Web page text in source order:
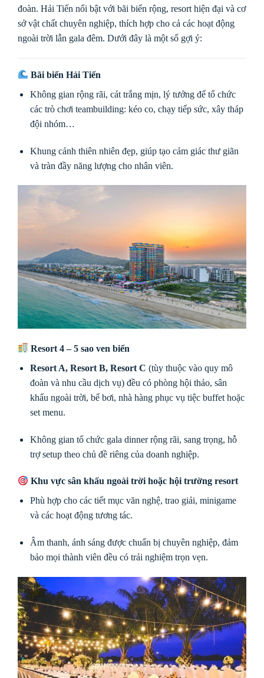
đoàn. Hải Tiến nổi bật với bãi biển rộng, resort hiện đại và cơ
sở vật chất chuyên nghiệp, thích hợp cho cả các hoạt động
ngoài trời lẫn gala đêm. Dưới đây là một số gợi ý:
Bãi biển Hải Tiến
Không gian rộng rãi, cát trắng mịn, lý tưởng để tổ chức
các trò chơi teambuilding: kéo co, chạy tiếp sức, xây tháp
đội nhóm…
Khung cảnh thiên nhiên đẹp, giúp tạo cảm giác thư giãn
và tràn đầy năng lượng cho nhân viên.
Resort 4 – 5 sao ven biển
Resort A, Resort B, Resort C (tùy thuộc vào quy mô
đoàn và nhu cầu dịch vụ) đều có phòng hội thảo, sân
khấu ngoài trời, bể bơi, nhà hàng phục vụ tiệc buffet hoặc
set menu.
Không gian tổ chức gala dinner rộng rãi, sang trọng, hỗ
trợ setup theo chủ đề riêng của doanh nghiệp.
Khu vực sân khấu ngoài trời hoặc hội trường resort
Phù hợp cho các tiết mục văn nghệ, trao giải, minigame
và các hoạt động tương tác.
Âm thanh, ánh sáng được chuẩn bị chuyên nghiệp, đảm
bảo mọi thành viên đều có trải nghiệm trọn vẹn.